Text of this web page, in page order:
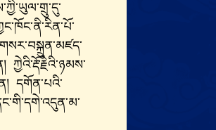
ཀྱེའི་རྡོ་རྗེའི་ཉམས་
དགོན་པའི་